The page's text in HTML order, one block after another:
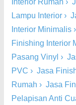
Interior Rumah ›
Lampu Interior ›
Interior Minimalis ›
Finishing Interior
Pasang Vinyl ›
PVC › Jasa
Rumah › Jasa
Pelapisan Anti